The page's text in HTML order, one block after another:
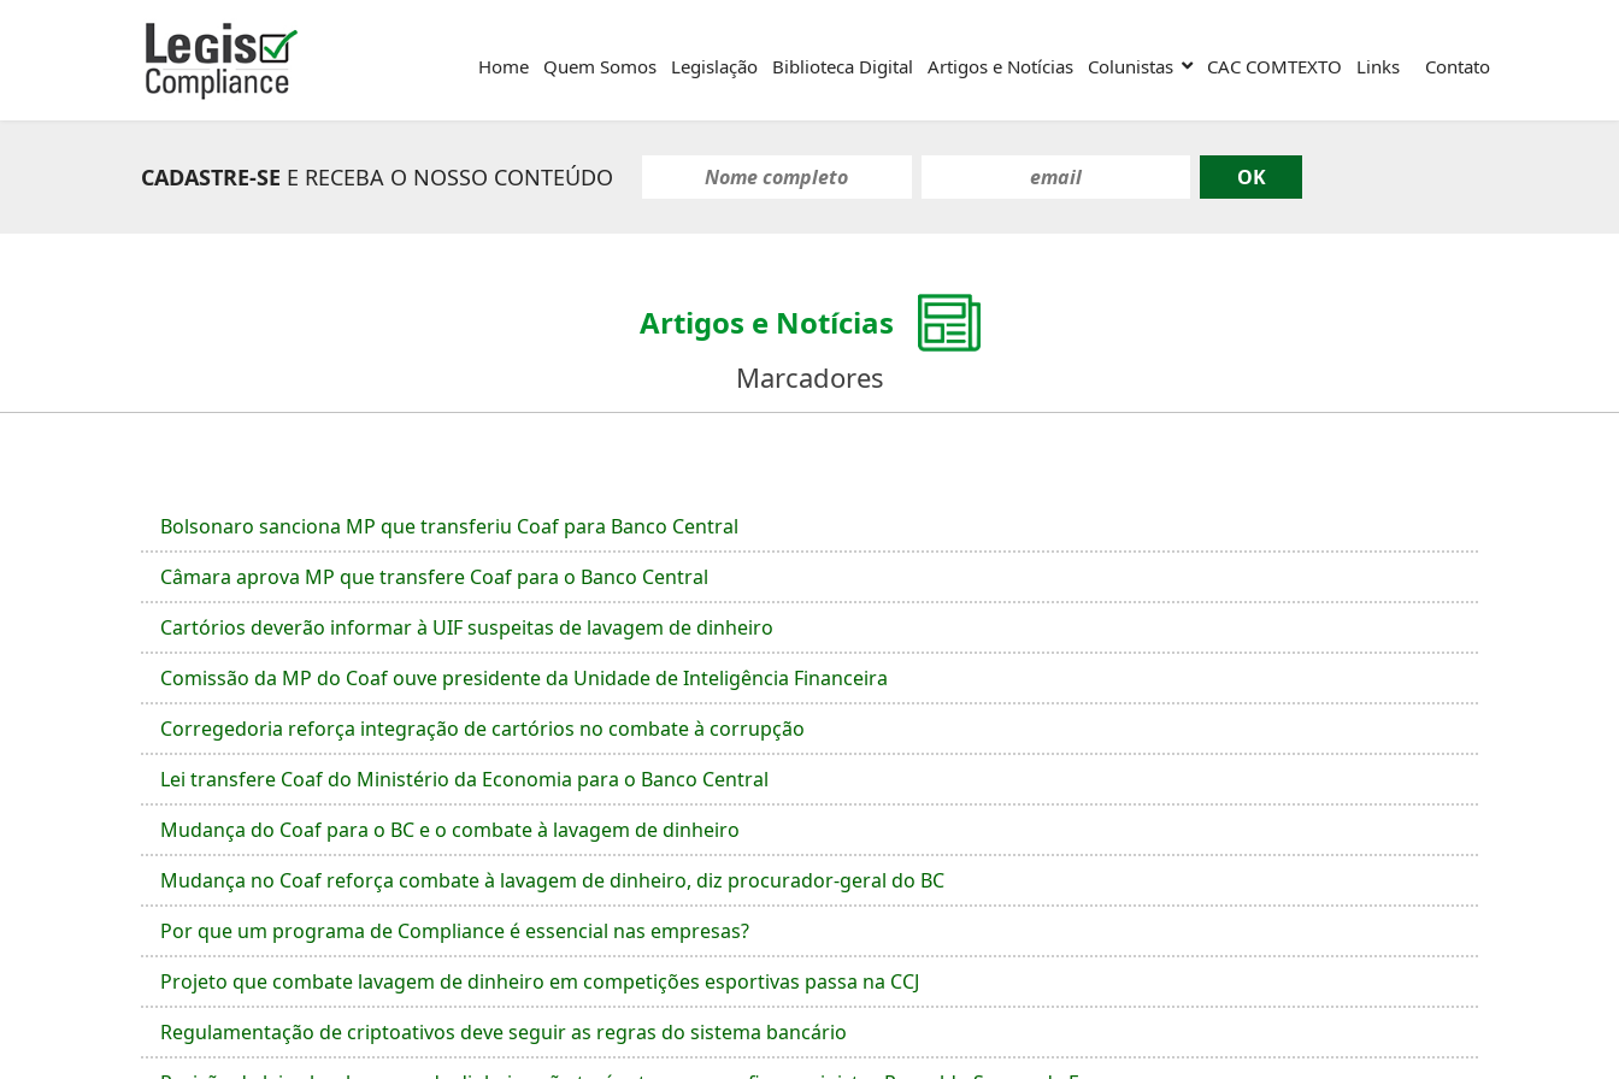
Home Quem Somos Legislação Biblioteca Digital Artigos e Notícias Colunistas CAC COMTEXTO Links Contato
CADASTRE-SE E RECEBA O NOSSO CONTEÚDO
Artigos e Notícias
Marcadores
Bolsonaro sanciona MP que transferiu Coaf para Banco Central
Câmara aprova MP que transfere Coaf para o Banco Central
Cartórios deverão informar à UIF suspeitas de lavagem de dinheiro
Comissão da MP do Coaf ouve presidente da Unidade de Inteligência Financeira
Corregedoria reforça integração de cartórios no combate à corrupção
Lei transfere Coaf do Ministério da Economia para o Banco Central
Mudança do Coaf para o BC e o combate à lavagem de dinheiro
Mudança no Coaf reforça combate à lavagem de dinheiro, diz procurador-geral do BC
Por que um programa de Compliance é essencial nas empresas?
Projeto que combate lavagem de dinheiro em competições esportivas passa na CCJ
Regulamentação de criptoativos deve seguir as regras do sistema bancário